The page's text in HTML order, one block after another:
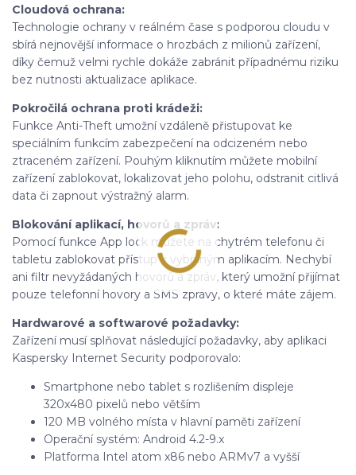
Cloudová ochrana:
Technologie ochrany v reálném čase s podporou cloudu v
sbírá nejnovější informace o hrozbách z milionů zařízení,
díky čemuž velmi rychle dokáže zabránit případnému riziku
bez nutnosti aktualizace aplikace.
Pokročilá ochrana proti krádeži:
Funkce Anti-Theft umožní vzdáleně přistupovat ke
speciálním funkcím zabezpečení na odcizeném nebo
ztraceném zařízení. Pouhým kliknutím můžete mobilní
zařízení zablokovat, lokalizovat jeho polohu, odstranit citlivá
data či zapnout výstražný alarm.
Blokování aplikací, hovorů a zpráv:
Pomocí funkce App lock můžete na chytrém telefonu či
tabletu zablokovat přístup k vybraným aplikacím. Nechybí
ani filtr nevyžádaných hovorů a zpráv, který umožní přijímat
pouze telefonní hovory a SMS zprávy, o které máte zájem.
Hardwarové a softwarové požadavky:
Zařízení musí splňovat následující požadavky, aby aplikaci
Kaspersky Internet Security podporovalo:
Smartphone nebo tablet s rozlišením displeje
320x480 pixelů nebo větším
120 MB volného místa v hlavní paměti zařízení
Operační systém: Android 4.2-9.x
Platforma Intel atom x86 nebo ARMv7 a vyšší